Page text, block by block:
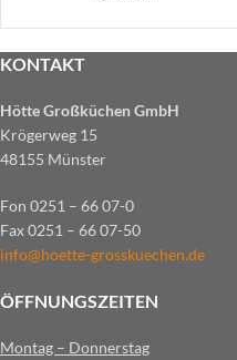
KONTAKT
Hötte Großküchen GmbH
Krögerweg 15
48155 Münster
Fon 0251 – 66 07-0
Fax 0251 – 66 07-50
info@hoette-grosskuechen.de
ÖFFNUNGSZEITEN
Montag – Donnerstag